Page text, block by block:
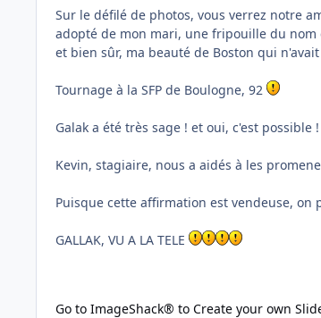
Sur le défilé de photos, vous verrez notre
adopté de mon mari, une fripouille du nom
et bien sûr, ma beauté de Boston qui
Tournage à la SFP de Boulogne, 92
Galak a été très sage ! et oui, c'est possible
Kevin, stagiaire, nous a aidés à les
Puisque cette affirmation est vendeuse, on
GALLAK, VU A LA TELE
Go to ImageShack® to Create your own